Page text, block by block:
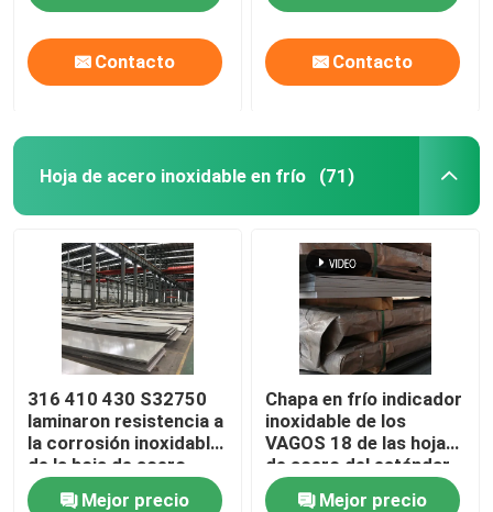
Contacto Contacto
Hoja de acero inoxidable en frío (71)
316 410 430 S32750
laminaron resistencia a
la corrosión inoxidable
de la hoja de acero
Mejor precio
Chapa en frío indicador
inoxidable de los
VAGOS 18 de las hojas
de acero del estándar
304 de JIS
Mejor precio